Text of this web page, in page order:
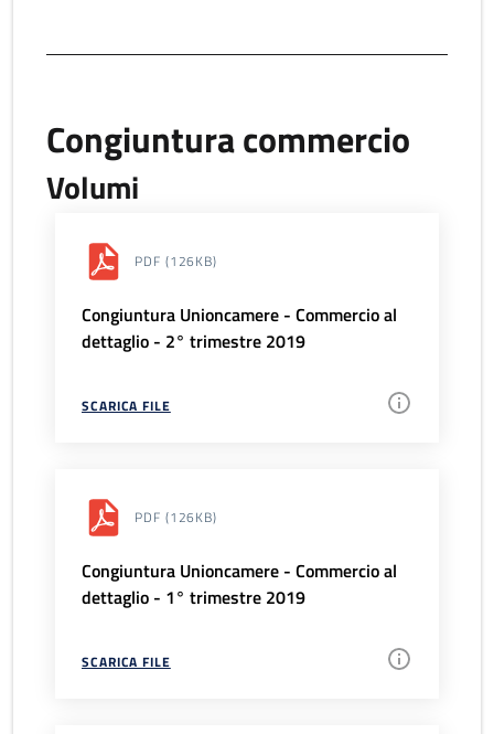
Congiuntura commercio
Volumi
PDF (126KB)
Congiuntura Unioncamere - Commercio al
dettaglio - 2° trimestre 2019
SCARICA FILE
PDF (126KB)
Congiuntura Unioncamere - Commercio al
dettaglio - 1° trimestre 2019
SCARICA FILE